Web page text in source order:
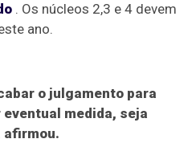
. Os núcleos 2,3 e 4 devem
ano.
o julgamento para
medida, seja
afirmou.